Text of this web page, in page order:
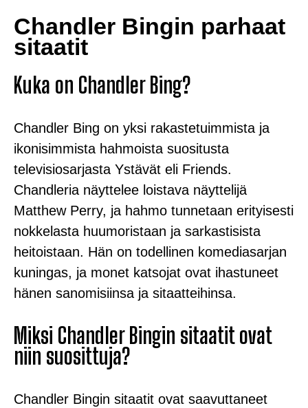
Chandler Bingin parhaat
sitaatit
Kuka on Chandler Bing?
Chandler Bing on yksi rakastetuimmista ja
ikonisimmista hahmoista suositusta
televisiosarjasta Ystävät eli Friends.
Chandleria näyttelee loistava näyttelijä
Matthew Perry, ja hahmo tunnetaan erityisesti
nokkelasta huumoristaan ja sarkastisista
heitoistaan. Hän on todellinen komediasarjan
kuningas, ja monet katsojat ovat ihastuneet
hänen sanomisiinsa ja sitaatteihinsa.
Miksi Chandler Bingin sitaatit ovat
niin suosittuja?
Chandler Bingin sitaatit ovat saavuttaneet